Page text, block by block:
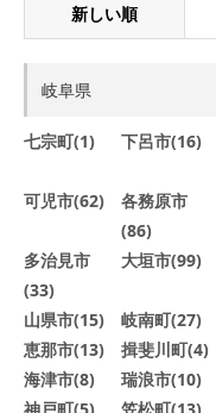
新しい順
岐阜県
七宗町(1) 下呂市(16)
可児市(62)
各務原市
(86)
多治見市
(33)
大垣市(99)
山県市(15) 岐南町(27)
恵那市(13)
揖斐川町(4)
海津市(8)
瑞浪市(10)
神戸町(5)
笠松町(13)